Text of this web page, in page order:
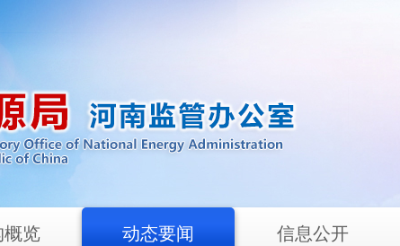
概览 动态要闻 信息公开